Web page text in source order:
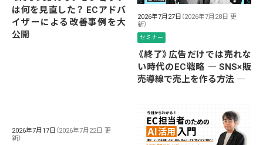
は何を見直した？ ECアドバ
イザーによる改善事例を大
公開
2026年7月27日 （2026年7月28日 更
新）
セミナー
《終了》広告だけでは売れな
い時代のEC戦略 ― SNS×販
売導線で売上を作る方法 ―
2026年7月17日 （2026年7月22日 更
新）